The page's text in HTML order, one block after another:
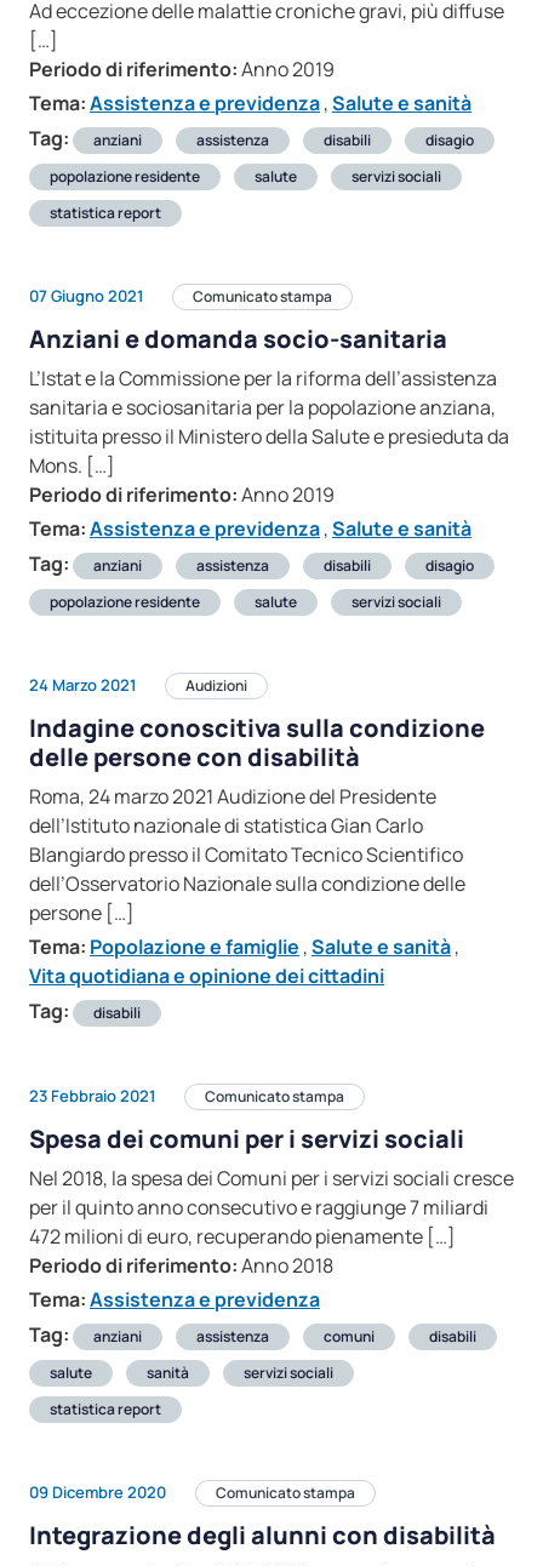
Ad eccezione delle malattie croniche gravi, più diffuse
[…]
Periodo di riferimento:Anno 2019
Tema:Assistenza e previdenza,Salute e sanità
Tag:
anziani assistenza disabili
disagio
popolazione residente
salute
servizi sociali
statistica report
07 Giugno 2021 Comunicato stampa
Anziani e domanda socio-sanitaria
L’Istat e la Commissione per la riforma dell’assistenza
sanitaria e sociosanitaria per la popolazione anziana,
istituita presso il Ministero della Salute e presieduta da
Mons. […]
Periodo di riferimento:Anno 2019
Tema:Assistenza e previdenza,Salute e sanità
Tag:
anziani assistenza disabili
disagio
popolazione residente
salute servizi sociali
24 Marzo 2021 Audizioni
Indagine conoscitiva sulla condizione
delle persone con disabilità
Roma, 24 marzo 2021 Audizione del Presidente
dell’Istituto nazionale di statistica Gian Carlo
Blangiardo presso il Comitato Tecnico Scientifico
dell’Osservatorio Nazionale sulla condizione delle
persone […]
Tema: Popolazione e famiglie ,Salute e sanità,
Vita quotidiana e opinione dei cittadini
Tag:
disabili
23 Febbraio 2021 Comunicato stampa
Spesa dei comuni per i servizi sociali
Nel 2018, la spesa dei Comuni per i servizi sociali cresce
per il quinto anno consecutivo e raggiunge 7 miliardi
472 milioni di euro, recuperando pienamente […]
Periodo di riferimento:Anno 2018
Tema:Assistenza e previdenza
Tag:
anziani assistenza comuni
disabili
salute
sanità
servizi sociali
statistica report
09 Dicembre 2020 Comunicato stampa
Integrazione degli alunni con disabilità